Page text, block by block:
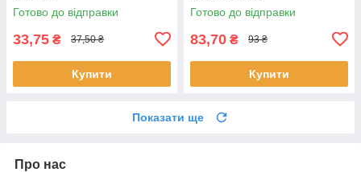
Готово до відправки
33,75 ₴ 37,50 ₴
Купити
Готово до відправки
83,70 ₴ 93 ₴
Купити
Показати ще
Про нас